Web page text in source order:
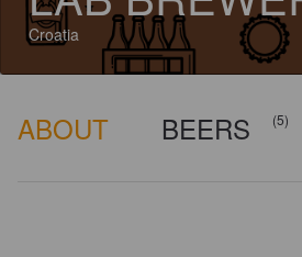
Croatia
ABOUT BEERS (5)